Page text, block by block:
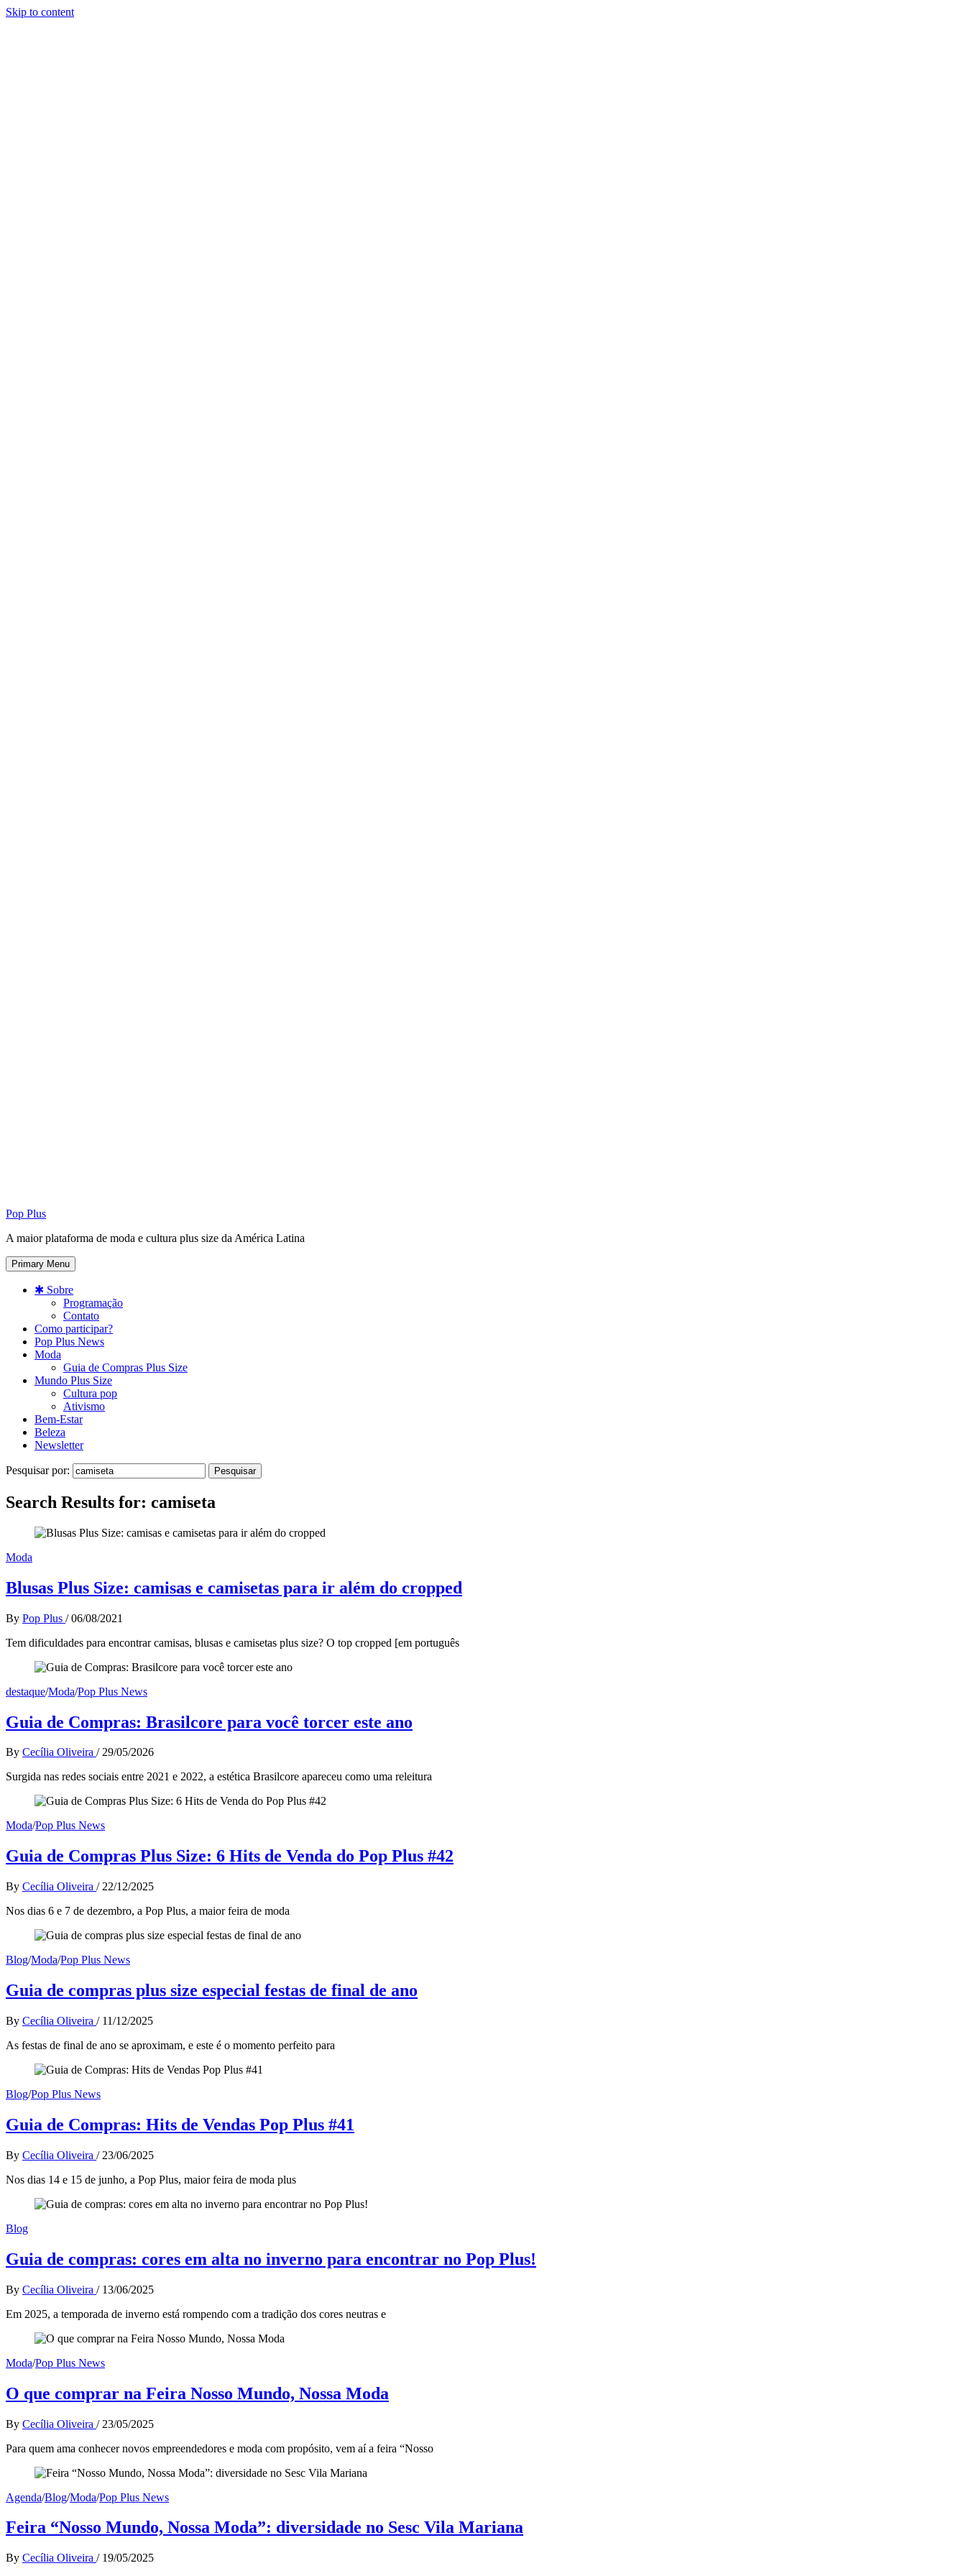
Skip to content
Pop Plus
A maior plataforma de moda e cultura plus size da América Latina
Primary Menu
✱ Sobre
Programação
Contato
Como participar?
Pop Plus News
Moda
Guia de Compras Plus Size
Mundo Plus Size
Cultura pop
Ativismo
Bem-Estar
Beleza
Newsletter
Pesquisar por:
Search Results for: camiseta
Moda
Blusas Plus Size: camisas e camisetas para ir além do cropped
By Pop Plus / 06/08/2021
Tem dificuldades para encontrar camisas, blusas e camisetas plus size? O top cropped [em português
destaque/Moda/Pop Plus News
Guia de Compras: Brasilcore para você torcer este ano
By Cecília Oliveira / 29/05/2026
Surgida nas redes sociais entre 2021 e 2022, a estética Brasilcore apareceu como uma releitura
Moda/Pop Plus News
Guia de Compras Plus Size: 6 Hits de Venda do Pop Plus #42
By Cecília Oliveira / 22/12/2025
Nos dias 6 e 7 de dezembro, a Pop Plus, a maior feira de moda
Blog/Moda/Pop Plus News
Guia de compras plus size especial festas de final de ano
By Cecília Oliveira / 11/12/2025
As festas de final de ano se aproximam, e este é o momento perfeito para
Blog/Pop Plus News
Guia de Compras: Hits de Vendas Pop Plus #41
By Cecília Oliveira / 23/06/2025
Nos dias 14 e 15 de junho, a Pop Plus, maior feira de moda plus
Blog
Guia de compras: cores em alta no inverno para encontrar no Pop Plus!
By Cecília Oliveira / 13/06/2025
Em 2025, a temporada de inverno está rompendo com a tradição dos cores neutras e
Moda/Pop Plus News
O que comprar na Feira Nosso Mundo, Nossa Moda
By Cecília Oliveira / 23/05/2025
Para quem ama conhecer novos empreendedores e moda com propósito, vem aí a feira “Nosso
Agenda/Blog/Moda/Pop Plus News
Feira “Nosso Mundo, Nossa Moda”: diversidade no Sesc Vila Mariana
By Cecília Oliveira / 19/05/2025